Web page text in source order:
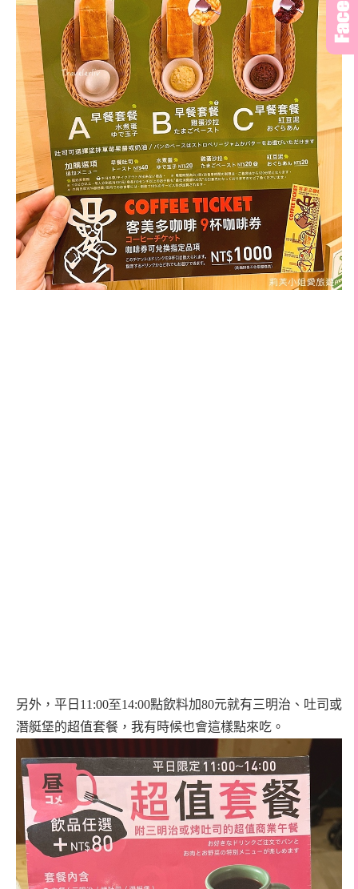
另外，平日 11:00至14:00點飲料加80元就有三明治、吐司或
潛艇堡的超值套餐，我有時候也會這樣點來吃。